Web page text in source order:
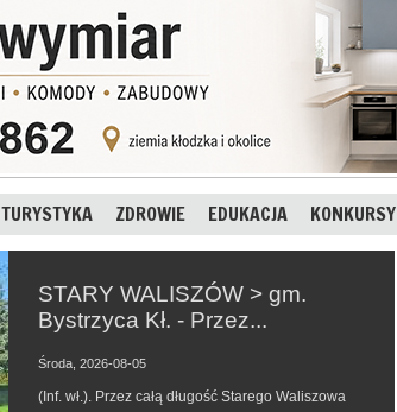
TURYSTYKA ZDROWIE EDUKACJA KONKURSY
STARY WALISZÓW > gm.
Bystrzyca Kł. - Przez...
Środa, 2026-08-05
(Inf. wł.). Przez całą długość Starego Waliszowa